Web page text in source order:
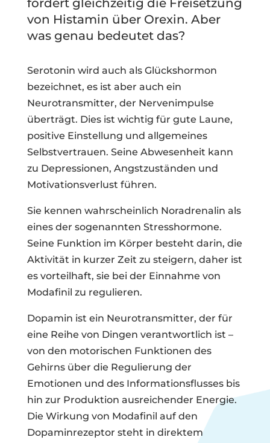
fördert gleichzeitig die Freisetzung
von Histamin über Orexin. Aber
was genau bedeutet das?
Serotonin wird auch als Glückshormon
bezeichnet, es ist aber auch ein
Neurotransmitter, der Nervenimpulse
überträgt. Dies ist wichtig für gute Laune,
positive Einstellung und allgemeines
Selbstvertrauen. Seine Abwesenheit kann
zu Depressionen, Angstzuständen und
Motivationsverlust führen.
Sie kennen wahrscheinlich Noradrenalin als
eines der sogenannten Stresshormone.
Seine Funktion im Körper besteht darin, die
Aktivität in kurzer Zeit zu steigern, daher ist
es vorteilhaft, sie bei der Einnahme von
Modafinil zu regulieren.
Dopamin ist ein Neurotransmitter, der für
eine Reihe von Dingen verantwortlich ist –
von den motorischen Funktionen des
Gehirns über die Regulierung der
Emotionen und des Informationsflusses bis
hin zur Produktion ausreichender Energie.
Die Wirkung von Modafinil auf den
Dopaminrezeptor steht in direktem